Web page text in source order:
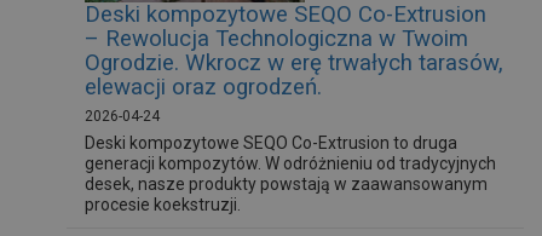
Deski kompozytowe SEQO Co-Extrusion
– Rewolucja Technologiczna w Twoim
Ogrodzie. Wkrocz w erę trwałych tarasów,
elewacji oraz ogrodzeń.
2026-04-24
Deski kompozytowe SEQO Co-Extrusion to druga
generacji kompozytów. W odróżnieniu od tradycyjnych
desek, nasze produkty powstają w zaawansowanym
procesie koekstruzji.